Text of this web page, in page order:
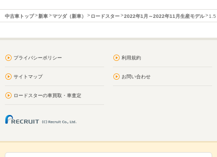
中古車トップ 新車 マツダ（新車） ロードスター 2022年1月～2022年11月生産モデル 1.5
プライバシーポリシー 利用規約
サイトマップ お問い合わせ
ロードスターの車買取・車査定